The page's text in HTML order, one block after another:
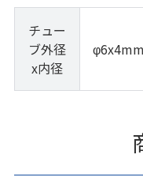
チュー
ブ外径
x内径
φ6x4mm